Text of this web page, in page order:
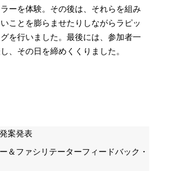
ーを体験。その後は、それらを組み
ことを膨らませたりしながらラピッ
を行いました。最後には、参加者一
、その日を締めくくりました。
案発表
＆ファシリテーターフィードバック・